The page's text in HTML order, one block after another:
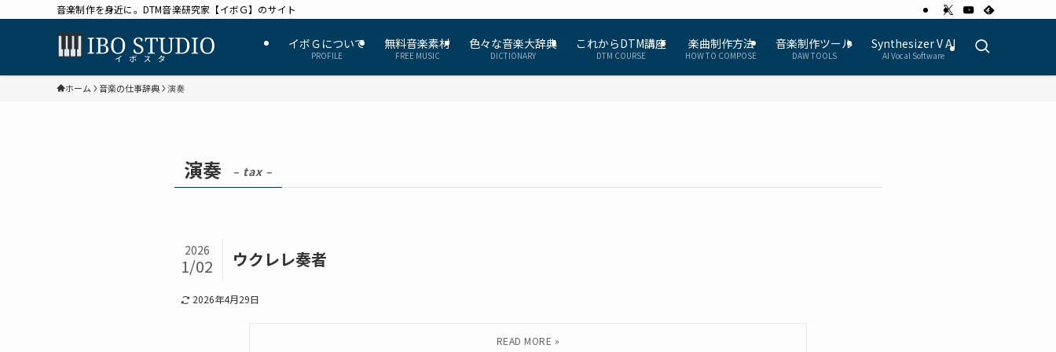
音楽制作を身近に。DTM音楽研究家【イボＧ】のサイト
イボＧについて
PROFILE
無料音楽素材
FREE MUSIC
色々な音楽大辞典
DICTIONARY
これからDTM講座
DTM COURSE
楽曲制作方法
HOW TO COMPOSE
音楽制作ツール
DAW TOOLS
Synthesizer V AI
AI Vocal Software
ホーム 音楽の仕事辞典 演奏
演奏 – tax –
ウクレレ奏者
2026
1/02
2026年4月29日